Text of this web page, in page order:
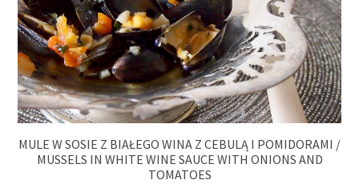
MULE W SOSIE Z BIAŁEGO WINA Z CEBULĄ I POMIDORAMI /
MUSSELS IN WHITE WINE SAUCE WITH ONIONS AND
TOMATOES